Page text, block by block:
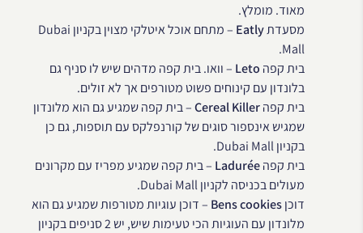
מאוד. מומלץ.
מסעדתEatly
– מתחם אוכל איטלקי מצוין בקניון Dubai
Mall.
בית קפה Leto – וואו. בית קפה מדהים שיש לו סניף גם
בלונדון עם קינוחים פשוט מטורפים אך לא זולים.
בית קפהCereal Killer– בית קפה שמגיע גם הוא מלונדון
שמגיש אינספור סוגים של קורנפלקס עם תוספות, גם כן
בקניון Dubai Mall.
בית קפהLadurée – בית קפה שמגיע מפריז עם מקרונים
מעולים בכניסה לקניון Dubai Mall.
דוכןBens cookies – דוכן עוגיות מטורפות שמגיע גם הוא
מלונדון עם העוגיות הכי טעימות שיש, יש 2 סניפים בקניון